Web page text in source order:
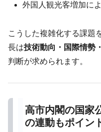
外国人観光客増加に
こうした複雑化する課題
長は技術動向・国際情勢
判断が求められます。
高市内閣の国家
の連動もポイン